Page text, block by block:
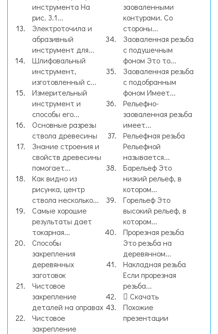
инструмента На
рис. 3.1...
Электроточила и
абразивный
инструмент для...
Шлифовальный
инструмент,
изготовленный с...
Измерительный
инструмент и
способы его...
Основные разрезы
ствола древесины
Знание строения и
свойств древесины
помогает...
Как видно из
рисунка, центр
ствола несколько...
Самые хорошие
результаты дает
токарная...
Способы
закрепления
деревянных
заготовок
Чистовое
закрепление
деталей на оправах
Чистовое
закрепление
заоваленными
контурами. Со
стороны...
Заоваленная резьба
с подушечным
фоном Это то...
Заоваленная резьба
с подобранным
фоном Имеет...
Рельефно-
заоваленная резьба
имеет...
Рельефная резьба
Рельефной
называется...
Барельеф Это
низкий рельеф, в
котором...
Горельеф Это
высокий рельеф, в
котором...
Прорезная резьба
Это резьба на
деревянном...
Накладная резьба
Если прорезная
резьба...
Скачать
Похожие
презентации